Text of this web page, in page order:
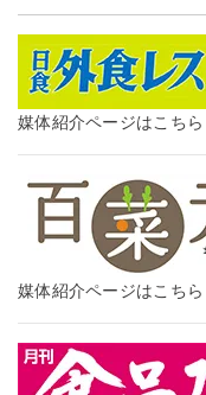
媒体紹介ページはこちら
媒体紹介ページはこちら